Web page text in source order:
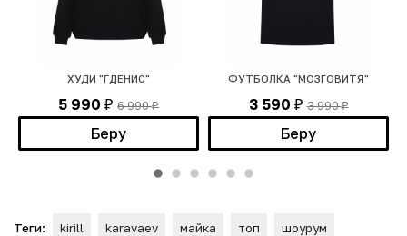
ХУДИ "ГДЕНИС"
5 990 ₽ 6 990₽
Беру
ФУТБОЛКА "МОЗГОВИТЯ"
3 590 ₽ 3 990₽
Беру
Теги: kirill karavaev майка топ
шоурум